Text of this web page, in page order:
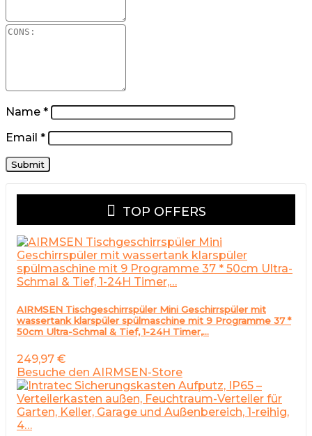
Name *
Email *
TOP OFFERS
AIRMSEN Tischgeschirrspüler Mini Geschirrspüler mit
wassertank klarspüler spülmaschine mit 9 Programme 37 *
50cm Ultra-Schmal & Tief, 1-24H Timer,…
249,97 €
Besuche den AIRMSEN-Store